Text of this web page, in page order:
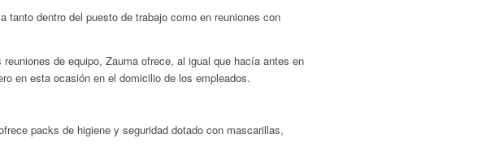
tanto dentro del puesto de trabajo como en reuniones con
de equipo, Zauma ofrece, al igual que hacía antes en
en esta ocasión en el domicilio de los empleados.
packs de higiene y seguridad dotado con mascarillas,